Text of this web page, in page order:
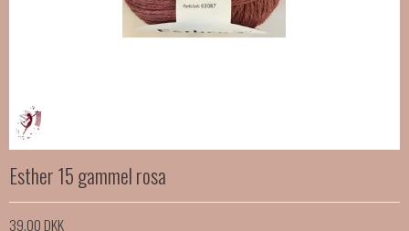
Esther 15 gammel rosa
39,00 DKK